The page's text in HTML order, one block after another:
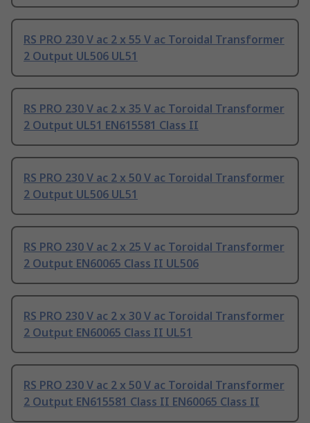
RS PRO 230 V ac 2 x 55 V ac Toroidal Transformer
2 Output UL506 UL51
RS PRO 230 V ac 2 x 35 V ac Toroidal Transformer
2 Output UL51 EN615581 Class II
RS PRO 230 V ac 2 x 50 V ac Toroidal Transformer
2 Output UL506 UL51
RS PRO 230 V ac 2 x 25 V ac Toroidal Transformer
2 Output EN60065 Class II UL506
RS PRO 230 V ac 2 x 30 V ac Toroidal Transformer
2 Output EN60065 Class II UL51
RS PRO 230 V ac 2 x 50 V ac Toroidal Transformer
2 Output EN615581 Class II EN60065 Class II